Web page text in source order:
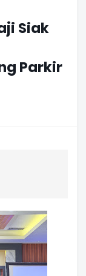
Siak
Parkir